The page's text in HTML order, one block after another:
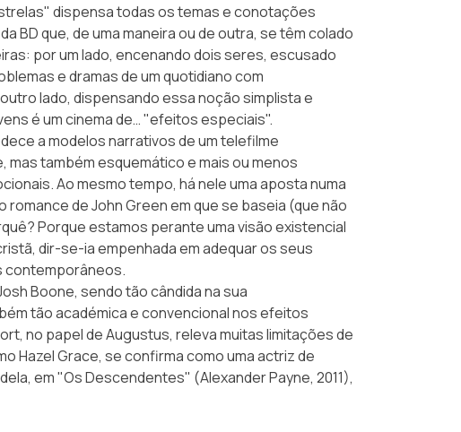
dispensa todas os temas e conotações
BD que, de uma maneira ou de outra, se têm colado
por um lado, encenando dois seres, escusado
e dramas de um quotidiano com
lado, dispensando essa noção simplista e
é um cinema de… "efeitos especiais".
a modelos narrativos de um telefilme
também esquemático e mais ou menos
Ao mesmo tempo, há nele uma aposta numa
romance deJohn Greenem que se baseia (que não
Porque estamos perante uma visão existencial
dir-se-ia empenhada em adequar os seus
contemporâneos.
Boone, sendo tão cândida na sua
tão académica e convencional nos efeitos
no papel de Augustus, releva muitas limitações de
Hazel Grace, se confirma como uma actriz de
em "Os Descendentes" (Alexander Payne, 2011),